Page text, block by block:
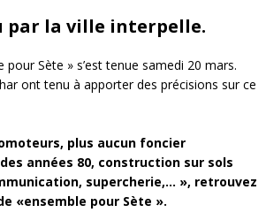
par la ville interpelle.
Sète » s’est tenue samedi 20 mars.
ont tenu à apporter des précisions sur ce
plus aucun foncier
années 80, construction sur sols
supercherie,… », retrouvez
«ensemble pour Sète ».